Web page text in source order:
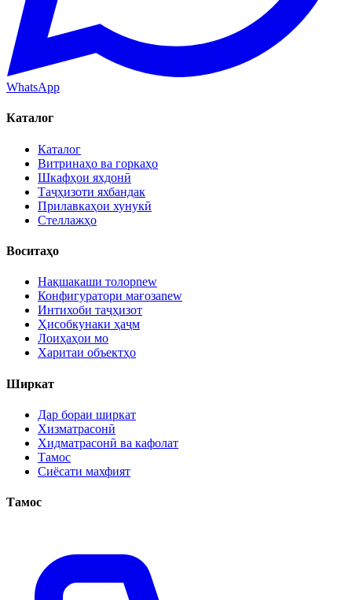
WhatsApp
Каталог
Каталог
Витринаҳо ва горкаҳо
Шкафҳои яхдонӣ
Таҷҳизоти яхбандак
Прилавкаҳои хунукӣ
Стеллажҳо
Воситаҳо
Нақшакаши толорnew
Конфигуратори мағозаnew
Интихоби таҷҳизот
Ҳисобкунаки ҳаҷм
Лоиҳаҳои мо
Харитаи объектҳо
Ширкат
Дар бораи ширкат
Хизматрасонӣ
Хидматрасонӣ ва кафолат
Тамос
Сиёсати махфият
Тамос